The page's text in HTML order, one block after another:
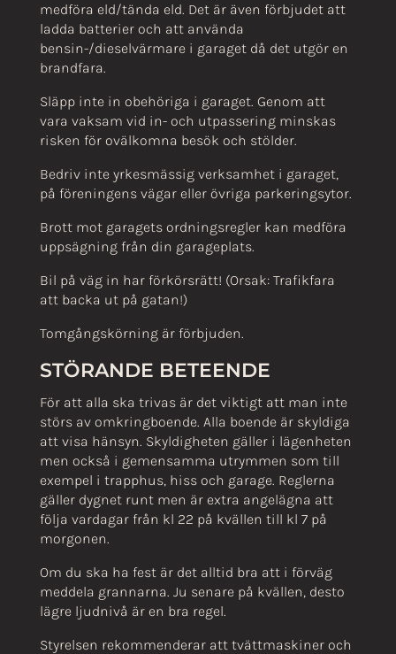
medföra eld/tända eld. Det är även förbjudet att
ladda batterier och att använda
bensin-/dieselvärmare i garaget då det utgör en
brandfara.
Släpp inte in obehöriga i garaget. Genom att
vara vaksam vid in- och utpassering minskas
risken för ovälkomna besök och stölder.
Bedriv inte yrkesmässig verksamhet i garaget,
på föreningens vägar eller övriga parkeringsytor.
Brott mot garagets ordningsregler kan medföra
uppsägning från din garageplats.
Bil på väg in har förkörsrätt! (Orsak: Trafikfara
att backa ut på gatan!)
Tomgångskörning är förbjuden.
STÖRANDE BETEENDE
För att alla ska trivas är det viktigt att man inte
störs av omkringboende. Alla boende är skyldiga
att visa hänsyn. Skyldigheten gäller i lägenheten
men också i gemensamma utrymmen som till
exempel i trapphus, hiss och garage. Reglerna
gäller dygnet runt men är extra angelägna att
följa vardagar från kl 22 på kvällen till kl 7 på
morgonen.
Om du ska ha fest är det alltid bra att i förväg
meddela grannarna. Ju senare på kvällen, desto
lägre ljudnivå är en bra regel.
Styrelsen rekommenderar att tvättmaskiner och